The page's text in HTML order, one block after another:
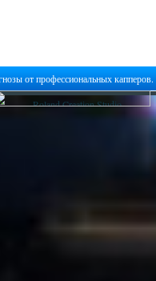
от профессиональных